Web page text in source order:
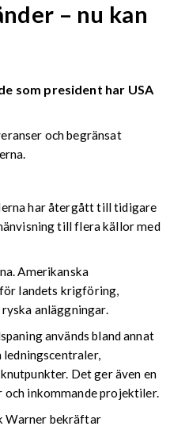
– nu kan
som president har USA
och begränsat
har återgått till tidigare
till flera källor med
Amerikanska
landets krigföring,
anläggningar.
används bland annat
Det ger även en
inkommande projektiler.
Warner bekräftar